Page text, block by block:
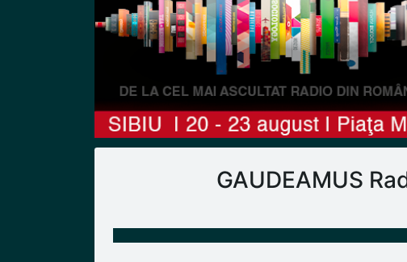
GAUDEAMUS